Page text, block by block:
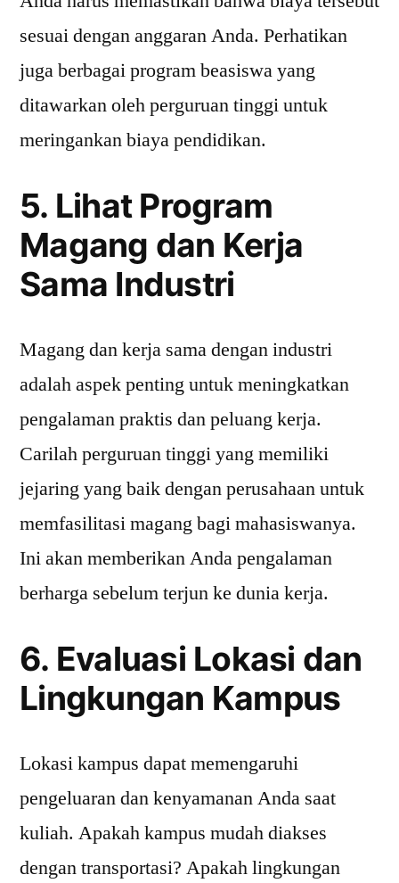
sesuai dengan anggaran Anda. Perhatikan
juga berbagai program beasiswa yang
ditawarkan oleh perguruan tinggi untuk
meringankan biaya pendidikan.
5. Lihat Program
Magang dan Kerja
Sama Industri
Magang dan kerja sama dengan industri
adalah aspek penting untuk meningkatkan
pengalaman praktis dan peluang kerja.
Carilah perguruan tinggi yang memiliki
jejaring yang baik dengan perusahaan untuk
memfasilitasi magang bagi mahasiswanya.
Ini akan memberikan Anda pengalaman
berharga sebelum terjun ke dunia kerja.
6. Evaluasi Lokasi dan
Lingkungan Kampus
Lokasi kampus dapat memengaruhi
pengeluaran dan kenyamanan Anda saat
kuliah. Apakah kampus mudah diakses
dengan transportasi? Apakah lingkungan